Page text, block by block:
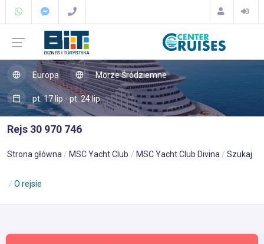
Europa Morze Śródziemne
pt. 17 lip - pt. 24 lip
Rejs 30 970 746
Strona główna MSC Yacht Club MSC Yacht Club Divina Szukaj
O rejsie